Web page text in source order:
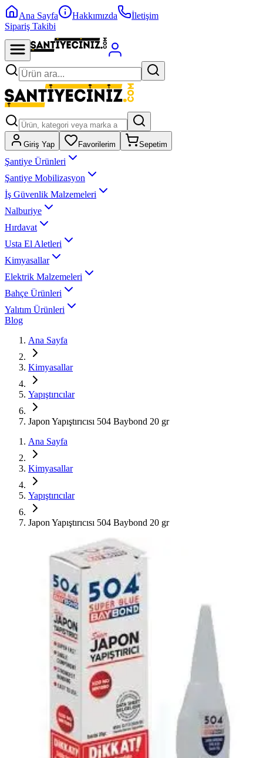
Ana Sayfa Hakkımızda
İletişim
Sipariş Takibi
Giriş Yap Favorilerim Sepetim
Şantiye Ürünleri
Şantiye Mobilizasyon
İş Güvenlik Malzemeleri
Nalburiye
Hırdavat
Usta El Aletleri
Kimyasallar
Elektrik Malzemeleri
Bahçe Ürünleri
Yalıtım Ürünleri
Blog
Ana Sayfa
Kimyasallar
Yapıştırıcılar
Japon Yapıştırıcısı 504 Baybond 20 gr
Ana Sayfa
Kimyasallar
Yapıştırıcılar
Japon Yapıştırıcısı 504 Baybond 20 gr